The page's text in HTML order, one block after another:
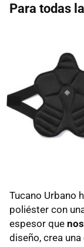
Para todas
Tucano Urbano
poliéster con
espesor que
diseño, crea